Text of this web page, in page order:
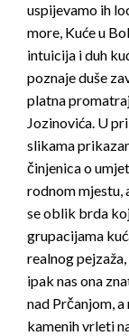
uspijevamo ih
more, Kuće u
intuicija i duh
poznaje duše
platna
Jozinovića. U
slikama
činjenica o
rodnom mjestu,
se oblik brda
grupacijama
realnog
ipak nas ona
nad Prčanjom,
kamenih vrleti